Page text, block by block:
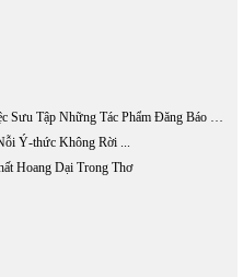
Nói Chuyện Với Lại Nguyên Ân Về Việc Sưu Tập Những Tác Phẩm Đăng Báo Của Phan Khôi
Ý-thức Không Rời ...
Hoang Dại Trong Thơ